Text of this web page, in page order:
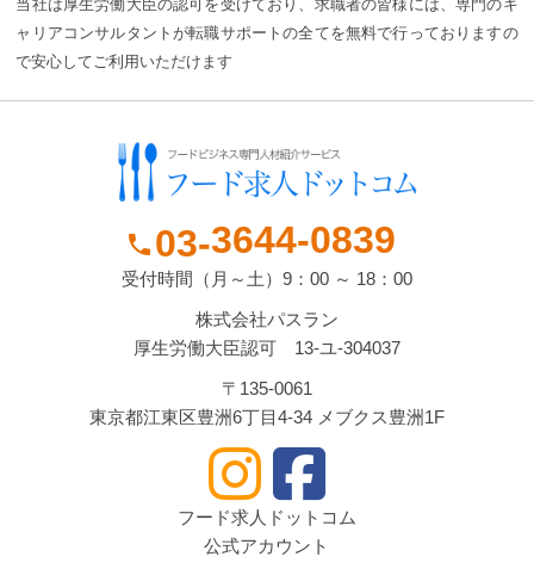
当社は厚生労働大臣の認可を受けており、求職者の皆様には、専門のキ
ャリアコンサルタントが転職サポートの全てを無料で行っておりますの
で安心してご利用いただけます
phone 03-3644-0839
受付時間（月～土）9：00 ～ 18：00
株式会社パスラン
厚生労働大臣認可 13-ユ-304037
〒135-0061
東京都江東区豊洲6丁目4-34 メブクス豊洲1F
フード求人ドットコム
公式アカウント